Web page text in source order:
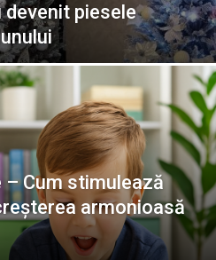
devenit piesele
Cum stimulează
armonioasă